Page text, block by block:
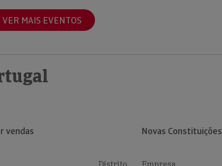
VER MAIS EVENTOS
vendas Novas Constituições